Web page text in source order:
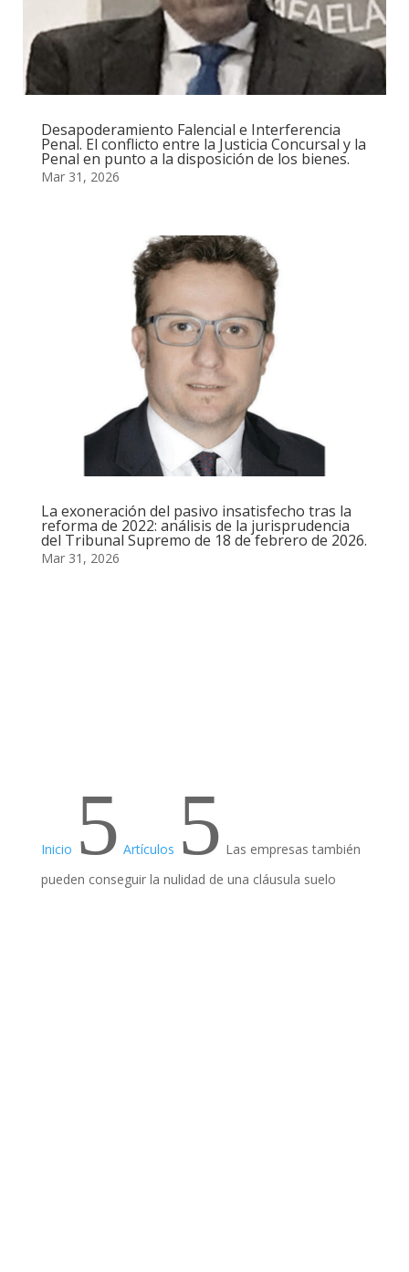
Desapoderamiento Falencial e Interferencia
Penal. El conflicto entre la Justicia Concursal y la
Penal en punto a la disposición de los bienes.
Mar 31, 2026
La exoneración del pasivo insatisfecho tras la
reforma de 2022: análisis de la jurisprudencia
del Tribunal Supremo de 18 de febrero de 2026.
Mar 31, 2026
Inicio 5 Artículos 5 Las empresas también
pueden conseguir la nulidad de una cláusula suelo